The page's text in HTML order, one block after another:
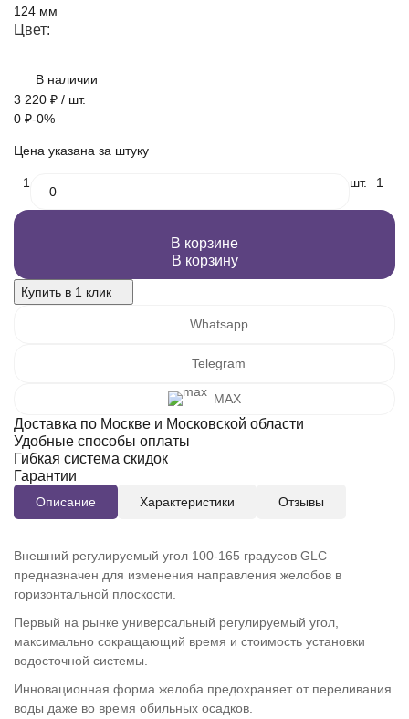
124 мм
Цвет:
В наличии
3 220 ₽ / шт.
0 ₽-0%
Цена указана за штуку
1 шт. 1
В корзине
В корзину
Купить в 1 клик
Whatsapp
Telegram
MAX
Доставка по Москве и Московской области
Удобные способы оплаты
Гибкая система скидок
Гарантии
Описание Характеристики Отзывы
Внешний регулируемый угол 100-165 градусов GLC
предназначен для изменения направления желобов в
горизонтальной плоскости.
Первый на рынке универсальный регулируемый угол,
максимально сокращающий время и стоимость установки
водосточной системы.
Инновационная форма желоба предохраняет от переливания
воды даже во время обильных осадков.